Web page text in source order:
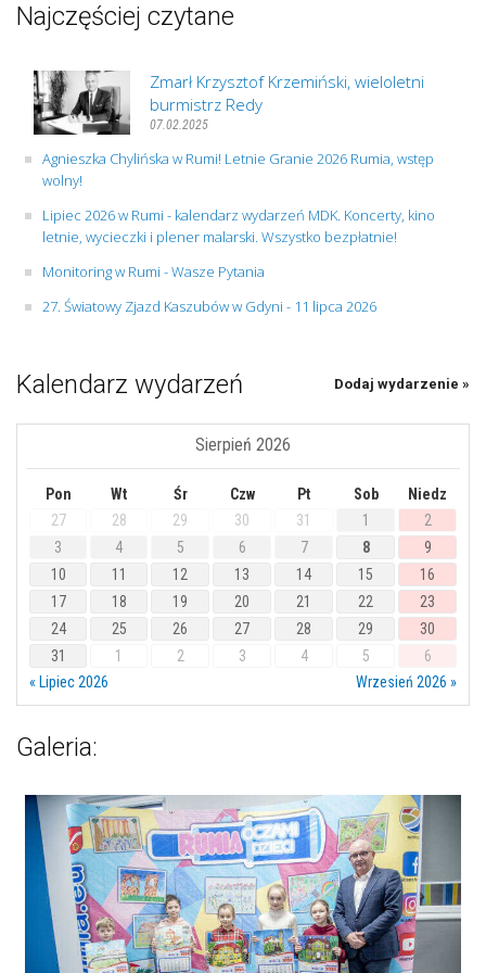
Najczęściej czytane
Zmarł Krzysztof Krzemiński, wieloletni
burmistrz Redy
07.02.2025
Agnieszka Chylińska w Rumi! Letnie Granie 2026 Rumia, wstęp
wolny!
Lipiec 2026 w Rumi - kalendarz wydarzeń MDK. Koncerty, kino
letnie, wycieczki i plener malarski. Wszystko bezpłatnie!
Monitoring w Rumi - Wasze Pytania
27. Światowy Zjazd Kaszubów w Gdyni - 11 lipca 2026
Kalendarz wydarzeń Dodaj wydarzenie »
Sierpień 2026
Pon Wt Śr Czw Pt Sob
Niedz
27
28 29 30 31 1
2
3
4 5 6 7 8
9
10
11 12 13 14 15
16
17
18 19 20 21 22
23
24
25 26 27 28 29
30
31
1 2 3 4 5
6
« Lipiec 2026
Wrzesień 2026 »
Galeria: